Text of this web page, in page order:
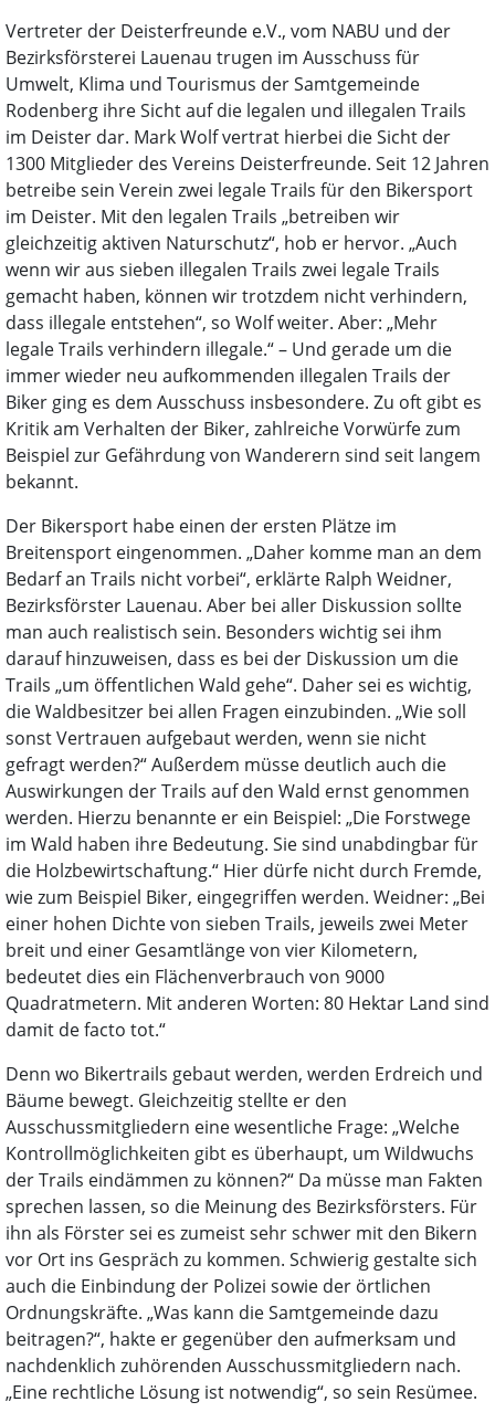
Vertreter der Deisterfreunde e.V., vom NABU und der
Bezirksförsterei Lauenau trugen im Ausschuss für
Umwelt, Klima und Tourismus der Samtgemeinde
Rodenberg ihre Sicht auf die legalen und illegalen Trails
im Deister dar. Mark Wolf vertrat hierbei die Sicht der
1300 Mitglieder des Vereins Deisterfreunde. Seit 12 Jahren
betreibe sein Verein zwei legale Trails für den Bikersport
im Deister. Mit den legalen Trails „betreiben wir
gleichzeitig aktiven Naturschutz“, hob er hervor. „Auch
wenn wir aus sieben illegalen Trails zwei legale Trails
gemacht haben, können wir trotzdem nicht verhindern,
dass illegale entstehen“, so Wolf weiter. Aber: „Mehr
legale Trails verhindern illegale.“ – Und gerade um die
immer wieder neu aufkommenden illegalen Trails der
Biker ging es dem Ausschuss insbesondere. Zu oft gibt es
Kritik am Verhalten der Biker, zahlreiche Vorwürfe zum
Beispiel zur Gefährdung von Wanderern sind seit langem
bekannt.
Der Bikersport habe einen der ersten Plätze im
Breitensport eingenommen. „Daher komme man an dem
Bedarf an Trails nicht vorbei“, erklärte Ralph Weidner,
Bezirksförster Lauenau. Aber bei aller Diskussion sollte
man auch realistisch sein. Besonders wichtig sei ihm
darauf hinzuweisen, dass es bei der Diskussion um die
Trails „um öffentlichen Wald gehe“. Daher sei es wichtig,
die Waldbesitzer bei allen Fragen einzubinden. „Wie soll
sonst Vertrauen aufgebaut werden, wenn sie nicht
gefragt werden?“ Außerdem müsse deutlich auch die
Auswirkungen der Trails auf den Wald ernst genommen
werden. Hierzu benannte er ein Beispiel: „Die Forstwege
im Wald haben ihre Bedeutung. Sie sind unabdingbar für
die Holzbewirtschaftung.“ Hier dürfe nicht durch Fremde,
wie zum Beispiel Biker, eingegriffen werden. Weidner: „Bei
einer hohen Dichte von sieben Trails, jeweils zwei Meter
breit und einer Gesamtlänge von vier Kilometern,
bedeutet dies ein Flächenverbrauch von 9000
Quadratmetern. Mit anderen Worten: 80 Hektar Land sind
damit de facto tot.“
Denn wo Bikertrails gebaut werden, werden Erdreich und
Bäume bewegt. Gleichzeitig stellte er den
Ausschussmitgliedern eine wesentliche Frage: „Welche
Kontrollmöglichkeiten gibt es überhaupt, um Wildwuchs
der Trails eindämmen zu können?“ Da müsse man Fakten
sprechen lassen, so die Meinung des Bezirksförsters. Für
ihn als Förster sei es zumeist sehr schwer mit den Bikern
vor Ort ins Gespräch zu kommen. Schwierig gestalte sich
auch die Einbindung der Polizei sowie der örtlichen
Ordnungskräfte. „Was kann die Samtgemeinde dazu
beitragen?“, hakte er gegenüber den aufmerksam und
nachdenklich zuhörenden Ausschussmitgliedern nach.
„Eine rechtliche Lösung ist notwendig“, so sein Resümee.